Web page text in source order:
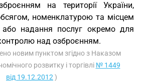
на території України,
номенклатурою та місцем
або надання послуг окремо для
над озброєнням.
новим пунктом згідно з Наказом
розвитку і торгівлі № 1449
від 19.12.2012 )